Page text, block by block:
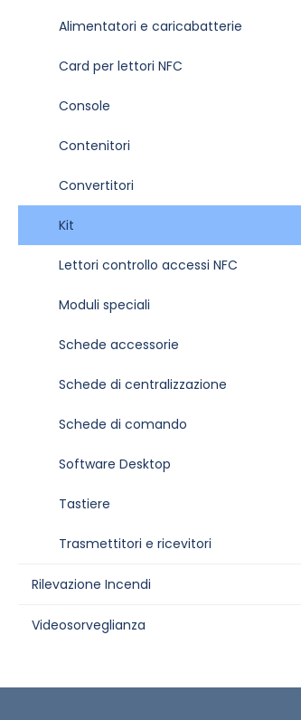
Alimentatori e caricabatterie
Card per lettori NFC
Console
Contenitori
Convertitori
Kit
Lettori controllo accessi NFC
Moduli speciali
Schede accessorie
Schede di centralizzazione
Schede di comando
Software Desktop
Tastiere
Trasmettitori e ricevitori
Rilevazione Incendi
Videosorveglianza